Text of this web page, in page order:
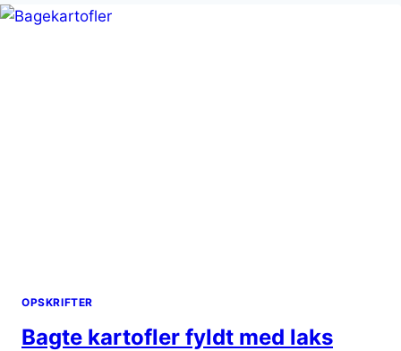
OPSKRIFTER
Bagte kartofler fyldt med laks